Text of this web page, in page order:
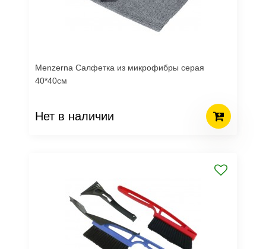
Menzerna Салфетка из микрофибры серая
40*40см
Нет в наличии